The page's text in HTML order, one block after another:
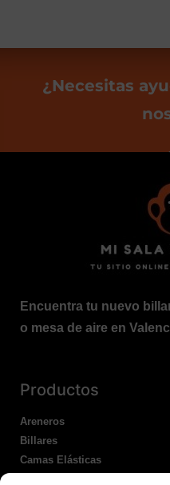
¿Necesitas
Encuentra tu nuevo
o mesa de aire en
Productos
Areneros
Billares
Camas Elásticas